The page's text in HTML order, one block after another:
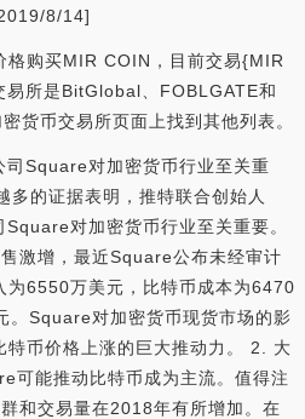
8/14]
格购买MIR COIN，目前交易{MIR
易所是BitGlobal、FOBLGATE和
货币交易所页面上找到其他列表。
Square对加密货币行业至关重
的证据表明，推特联合创始人
对加密货币行业至关重要。
激增，最近Square公布未经审计
为6550万美元，比特币成本为6470
。Square对加密货币现货市场的影
特币价格上涨的巨大推动力。 2. 大
可能推动比特币成为主流。值得注
和交易量在2018年有所增加。在